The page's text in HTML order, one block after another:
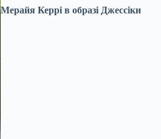
Мерайя Керрі в образі Джессіки